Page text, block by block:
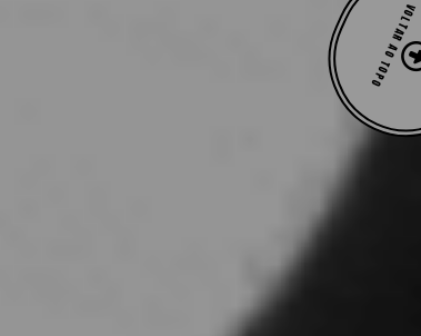
VOLTAR AO TOPO